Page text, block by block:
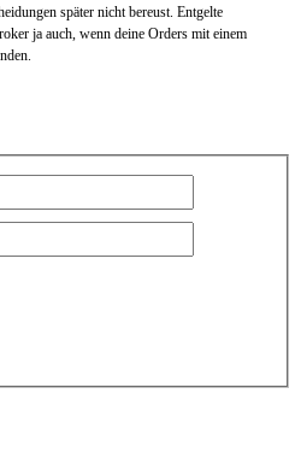
später nicht bereust. Entgelte
ja auch, wenn deine Orders mit einem